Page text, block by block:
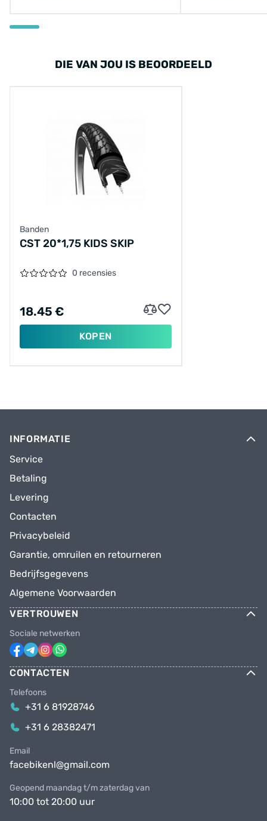
DIE VAN JOU IS BEOORDEELD
Banden
CST 20*1,75 KIDS SKIP
0 recensies
18.45 €
KOPEN
INFORMATIE
Service
Betaling
Levering
Contacten
Privacybeleid
Garantie, omruilen en retourneren
Bedrijfsgegevens
Algemene Voorwaarden
VERTROUWEN
Sociale netwerken
CONTACTEN
Telefoons
+31 6 81928746
+31 6 28382471
Email
facebikenl@gmail.com
Geopend maandag t/m zaterdag van
10:00 tot 20:00 uur